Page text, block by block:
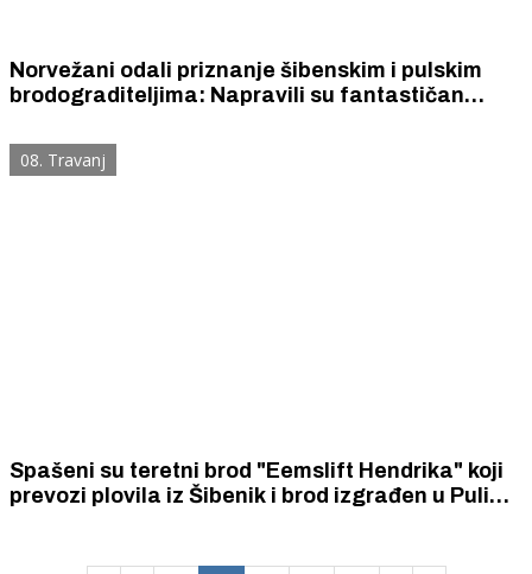
Norvežani odali priznanje šibenskim i pulskim
brodograditeljima: Napravili su fantastičan
08. Travanj
Spašeni su teretni brod "Eemslift Hendrika" koji
prevozi plovila iz Šibenik i brod izgrađen u Puli